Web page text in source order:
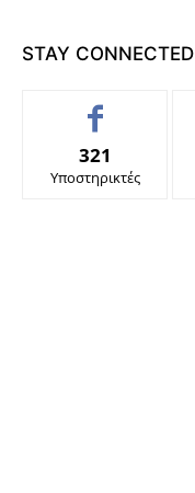
STAY CONNECTED
321
Υποστηρικτές